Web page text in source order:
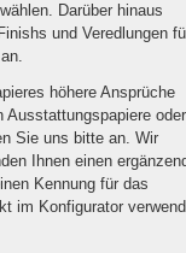
Darüber hinaus
und Veredlungen
höhere Ansprüche
Ausstattungspapiere oder
Sie uns bitte an. Wir
Ihnen einen
Kennung für das
im Konfigurator